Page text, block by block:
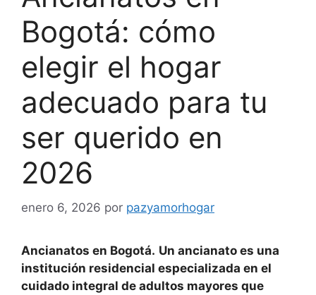
Bogotá: cómo
elegir el hogar
adecuado para tu
ser querido en
2026
enero 6, 2026 por pazyamorhogar
Ancianatos en Bogotá. Un ancianato es una
institución residencial especializada en el
cuidado integral de adultos mayores que